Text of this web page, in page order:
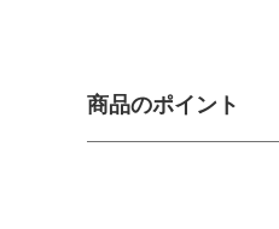
商品のポイント